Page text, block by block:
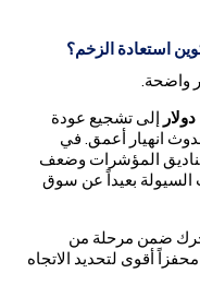
استعادة الزخم؟
واضحة.
دولار إلى تشجيع عودة
انهيار أعمق. في
المؤشرات وضعف
السيولة بعيداً عن سوق
ضمن مرحلة من
أقوى لتحديد الاتجاه